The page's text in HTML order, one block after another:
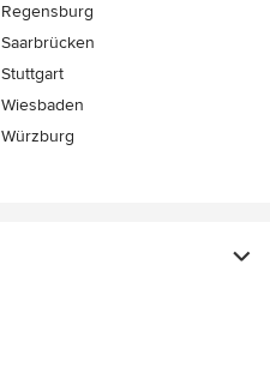
Regensburg
Saarbrücken
Stuttgart
Wiesbaden
Würzburg